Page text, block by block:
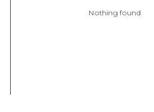
Nothing found